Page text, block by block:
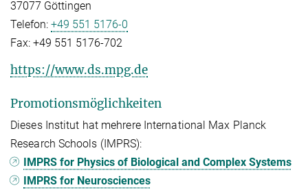
37077 Göttingen
Telefon: +49 551 5176-0
Fax: +49 551 5176-702
https://www.ds.mpg.de
Promotionsmöglichkeiten
Dieses Institut hat mehrere International Max Planck
Research Schools (IMPRS):
IMPRS for Physics of Biological and Complex Systems
IMPRS for Neurosciences